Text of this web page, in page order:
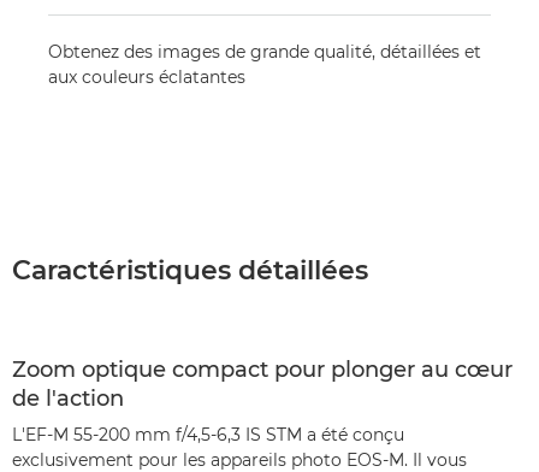
Obtenez des images de grande qualité, détaillées et
aux couleurs éclatantes
Caractéristiques détaillées
Zoom optique compact pour plonger au cœur
de l'action
L'EF-M 55-200 mm f/4,5-6,3 IS STM a été conçu
exclusivement pour les appareils photo EOS-M. Il vous